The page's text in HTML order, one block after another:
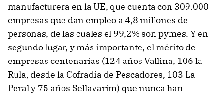
manufacturera en la UE, que cuenta con 309.000
empresas que dan empleo a 4,8 millones de
personas, de las cuales el 99,2% son pymes. Y en
segundo lugar, y más importante, el mérito de
empresas centenarias (124 años Vallina, 106 la
Rula, desde la Cofradía de Pescadores, 103 La
Peral y 75 años Sellavarim) que nunca han